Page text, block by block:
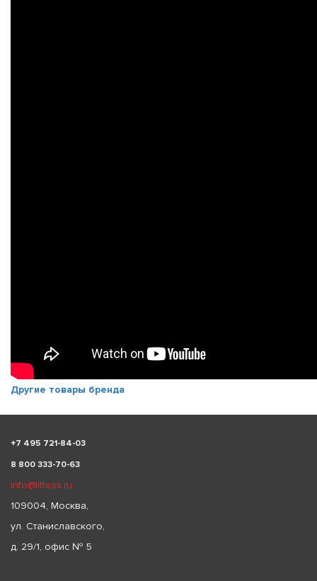
Другие товары бренда
+7 495 721-84-03
8 800 333-70-63
info@littess.ru
109004, Москва,
ул. Станиславского,
д. 29/1, офис № 5